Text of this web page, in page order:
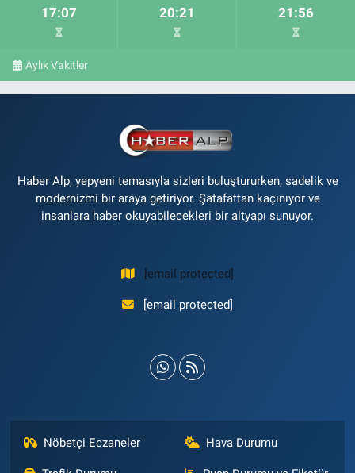
17:07 20:21 21:56
Aylık Vakitler
Haber Alp, yepyeni temasıyla sizleri buluştururken, sadelik ve
modernizmi bir araya getiriyor. Şatafattan kaçınıyor ve
insanlara haber okuyabilecekleri bir altyapı sunuyor.
[email protected]
[email protected]
Nöbetçi Eczaneler Hava Durumu